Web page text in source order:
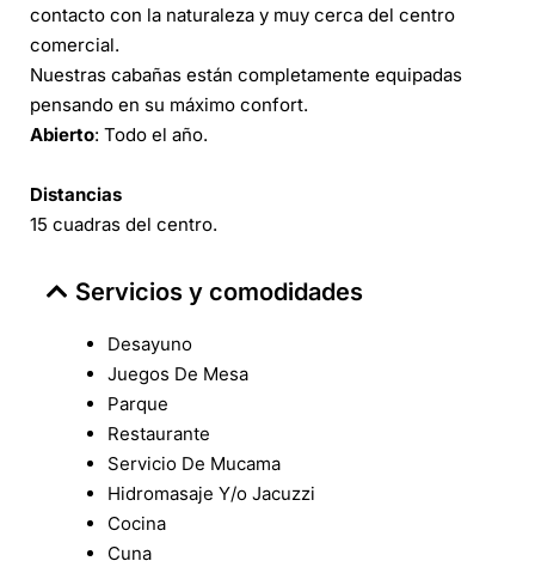
contacto con la naturaleza y muy cerca del centro
comercial.
Nuestras cabañas están completamente equipadas
pensando en su máximo confort.
Abierto: Todo el año.
Distancias
15 cuadras del centro.
Servicios y comodidades
Desayuno
Juegos De Mesa
Parque
Restaurante
Servicio De Mucama
Hidromasaje Y/o Jacuzzi
Cocina
Cuna